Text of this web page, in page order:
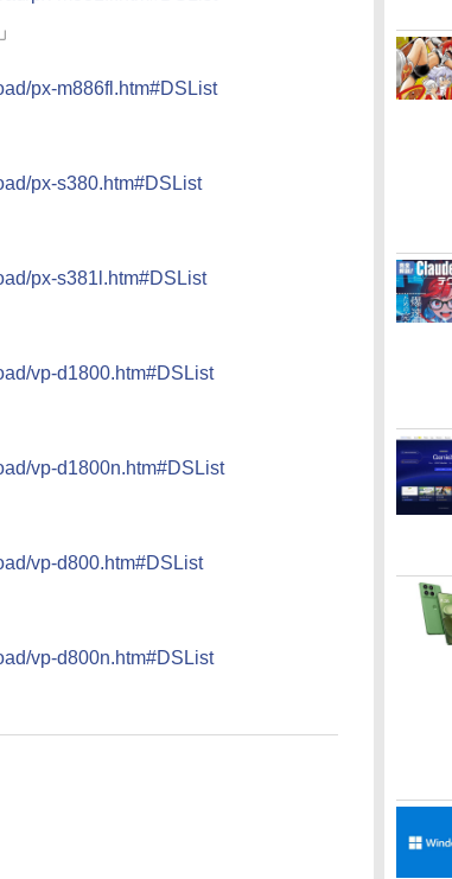
px-m886fl.htm#DSList
px-s380.htm#DSList
px-s381l.htm#DSList
vp-d1800.htm#DSList
vp-d1800n.htm#DSList
vp-d800.htm#DSList
vp-d800n.htm#DSList